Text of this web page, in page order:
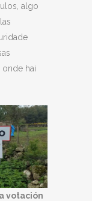
algo
hai
votación